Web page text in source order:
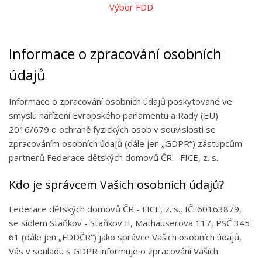
Výbor FDD
Informace o zpracování osobních
údajů
Informace o zpracování osobních údajů poskytované ve
smyslu nařízení Evropského parlamentu a Rady (EU)
2016/679 o ochraně fyzických osob v souvislosti se
zpracováním osobních údajů (dále jen „GDPR“) zástupcům
partnerů Federace dětských domovů ČR - FICE, z. s..
Kdo je správcem Vašich osobnich údajů?
Federace dětských domovů ČR - FICE, z. s., IČ: 60163879,
se sídlem Staňkov - Staňkov II, Mathauserova 117, PSČ 345
61 (dále jen „FDDČR“) jako správce Vašich osobních údajů,
Vás v souladu s GDPR informuje o zpracování Vašich